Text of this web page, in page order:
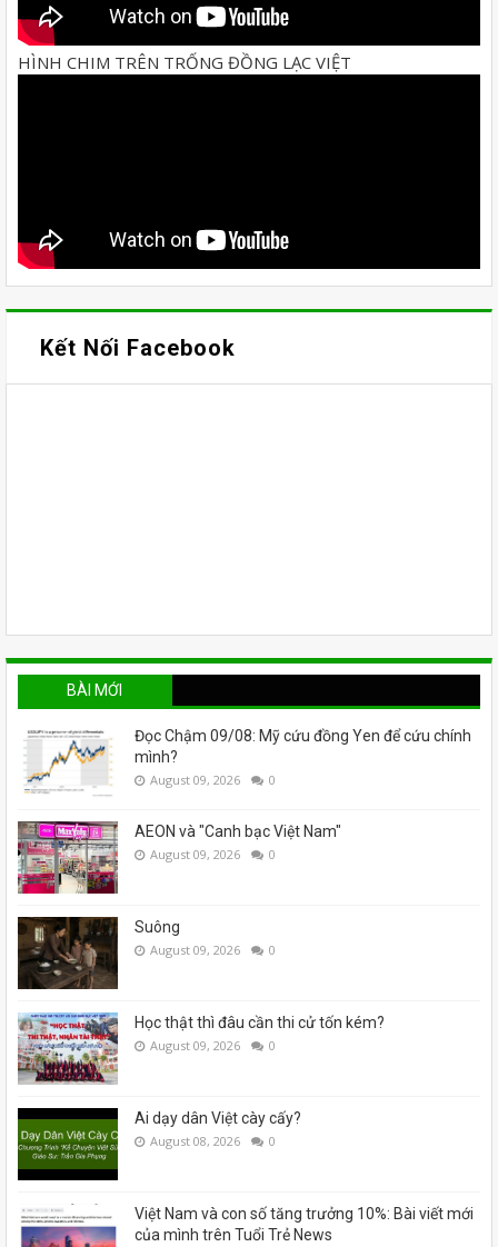
HÌNH CHIM TRÊN TRỐNG ĐỒNG LẠC VIỆT
Kết Nối Facebook
BÀI MỚI
Đọc Chậm 09/08: Mỹ cứu đồng Yen để cứu chính
mình?
August 09, 2026 0
AEON và "Canh bạc Việt Nam"
August 09, 2026 0
Suông
August 09, 2026 0
Học thật thì đâu cần thi cử tốn kém?
August 09, 2026 0
Ai dạy dân Việt cày cấy?
August 08, 2026 0
Việt Nam và con số tăng trưởng 10%: Bài viết mới
của mình trên Tuổi Trẻ News